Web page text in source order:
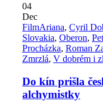
04
Dec
FilmAriana, Cyril
Slovakia, Oberon,
Procházka, Roman
Zmrzlá, V dobrém i
Do kín prišla
alchymistky